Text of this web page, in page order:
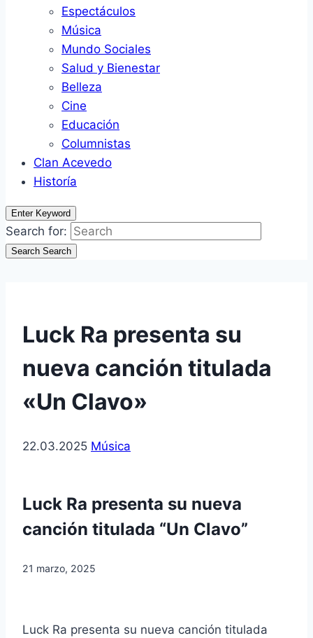
Espectáculos
Música
Mundo Sociales
Salud y Bienestar
Belleza
Cine
Educación
Columnistas
Clan Acevedo
Historía
Enter Keyword
Search for:
Search Search
Luck Ra presenta su
nueva canción titulada
«Un Clavo»
22.03.2025 Música
Luck Ra presenta su nueva
canción titulada “Un Clavo”
21 marzo, 2025
Luck Ra presenta su nueva canción titulada